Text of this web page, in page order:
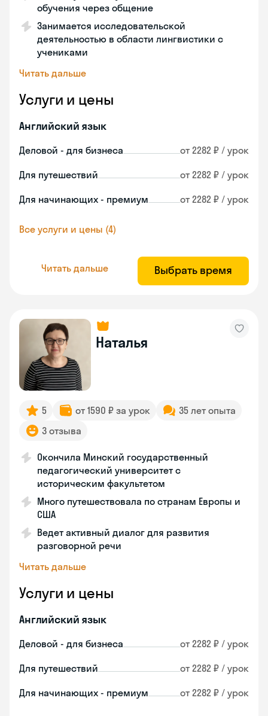
обучения через общение
Занимается исследовательской
деятельностью в области лингвистики с
учениками
Читать дальше
Услуги и цены
Английский язык
Деловой - для бизнеса от 2282 ₽ / урок
Для путешествий от 2282 ₽ / урок
Для начинающих - премиум от 2282 ₽ / урок
Все услуги и цены (4)
Читать дальше Выбрать время
Наталья
5 от 1590 ₽ за урок
35 лет опыта
3 отзыва
Окончила Минский государственный
педагогический университет с
историческим факультетом
Много путешествовала по странам Европы и
США
Ведет активный диалог для развития
разговорной речи
Читать дальше
Услуги и цены
Английский язык
Деловой - для бизнеса от 2282 ₽ / урок
Для путешествий от 2282 ₽ / урок
Для начинающих - премиум от 2282 ₽ / урок